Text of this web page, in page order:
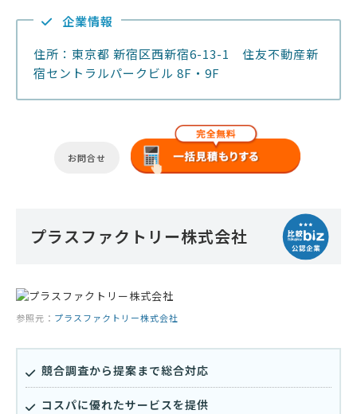
企業情報
住所：東京都 新宿区西新宿6-13-1 住友不動産新
宿セントラルパークビル 8F・9F
お問合せ
プラスファクトリー株式会社
参照元： プラスファクトリー株式会社
競合調査から提案まで総合対応
コスパに優れたサービスを提供